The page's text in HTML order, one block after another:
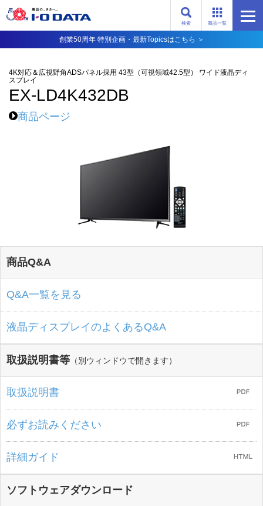
商品一覧
検索
創業50周年 特別企画・最新Topicsはこちら ＞
4K対応＆広視野角ADSパネル採用 43型（可視領域42.5型） ワイド液晶ディ
スプレイ
EX-LD4K432DB
商品ページ
商品Q&A
Q&A一覧を見る
液晶ディスプレイのよくあるQ&A
取扱説明書等 （別ウィンドウで開きます）
取扱説明書
必ずお読みください
詳細ガイド
ソフトウェアダウンロード